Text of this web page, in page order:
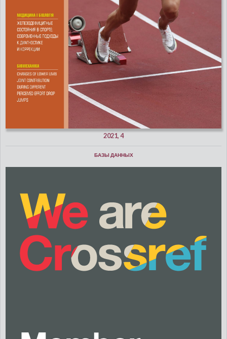
2021, 4
БАЗЫ ДАННЫХ